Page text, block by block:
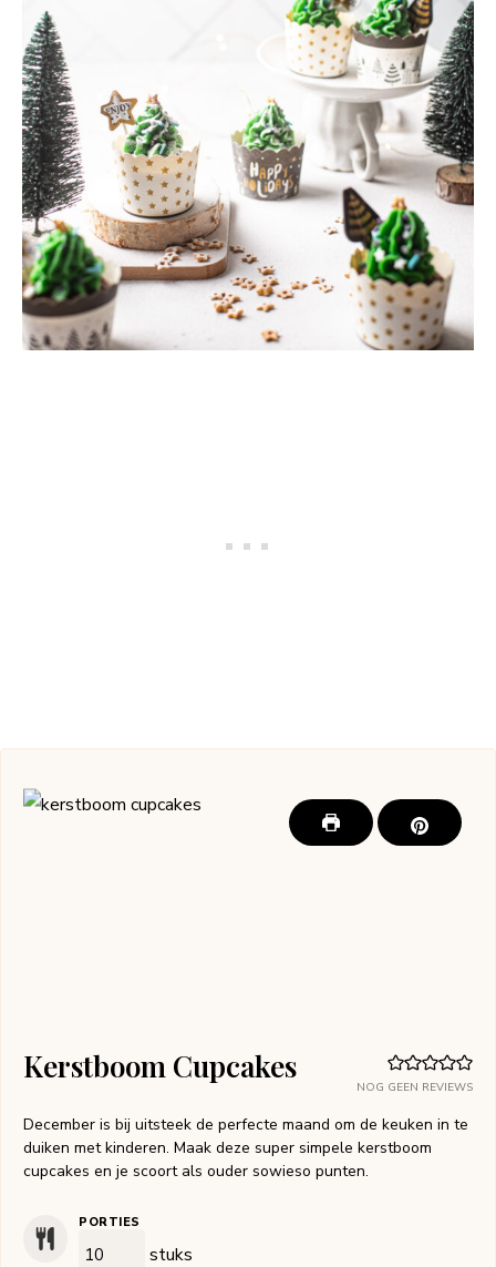
NOG GEEN REVIEWS
Kerstboom Cupcakes
December is bij uitsteek de perfecte maand om de keuken in te
duiken met kinderen. Maak deze super simpele kerstboom
cupcakes en je scoort als ouder sowieso punten.
PORTIES
stuks